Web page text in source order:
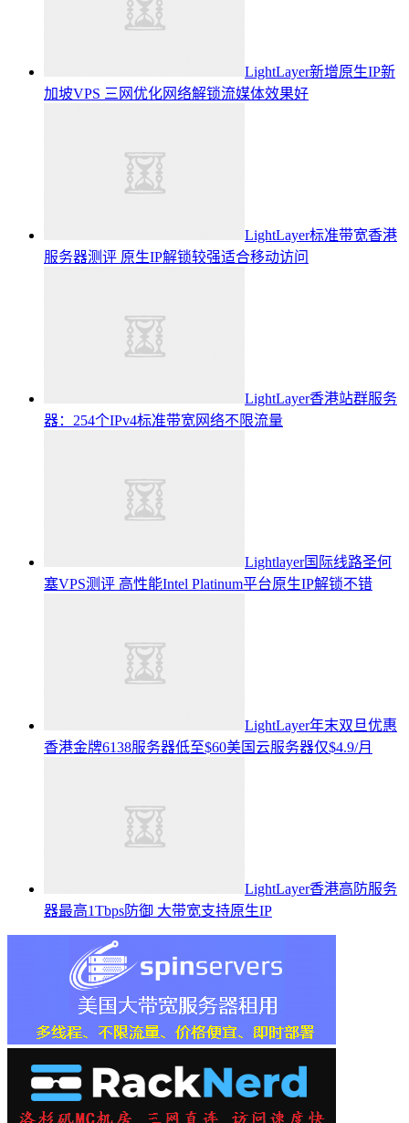
LightLayer新增原生IP新
加坡VPS 三网优化网络解锁流媒体效果好
LightLayer标准带宽香港
服务器测评 原生IP解锁较强适合移动访问
LightLayer香港站群服务
器：254个IPv4标准带宽网络不限流量
Lightlayer国际线路圣何
塞VPS测评 高性能Intel Platinum平台原生IP解锁不错
LightLayer年末双旦优惠
香港金牌6138服务器低至$60美国云服务器仅$4.9/月
LightLayer香港高防服务
器最高1Tbps防御 大带宽支持原生IP